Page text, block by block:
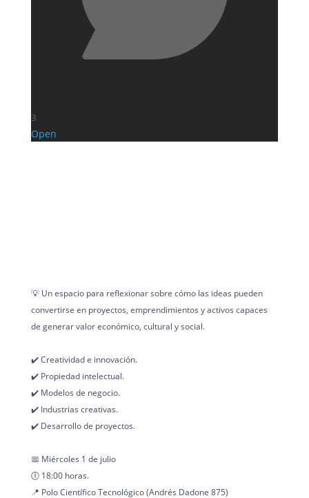
3
Open
💡 Un espacio para reflexionar sobre cómo las ideas pueden
convertirse en proyectos, emprendimientos y activos capaces
de generar valor económico, cultural y social.
✔️ Creatividad e innovación.
✔️ Propiedad intelectual.
✔️ Modelos de negocio.
✔️ Industrias creativas.
✔️ Desarrollo de proyectos.
📅 Miércoles 1 de julio
🕕 18:00 horas.
📍 Polo Científico Tecnológico (Andrés Dadone 875)